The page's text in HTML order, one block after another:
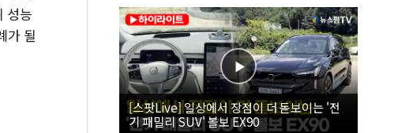
성능
가 될
[스팟Live] 일상에서 장점이 더 돋보이는 '전
기 패밀리 SUV' 볼보 EX90